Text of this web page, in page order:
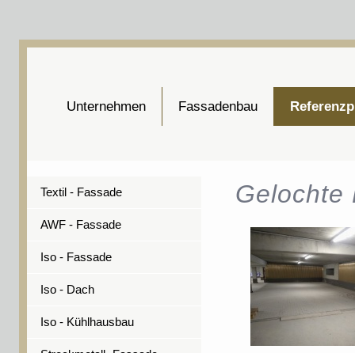
Unternehmen Fassadenbau
Gelochte
Textil - Fassade
AWF - Fassade
Iso - Fassade
Iso - Dach
Iso - Kühlhausbau